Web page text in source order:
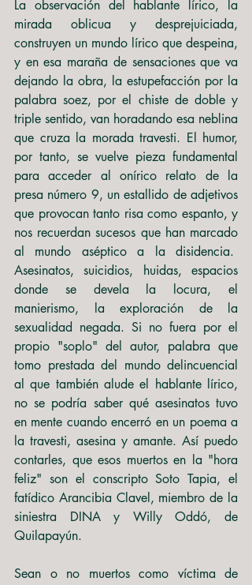
La observación del hablante lírico, la
mirada oblicua y desprejuiciada,
construyen un mundo lírico que despeina,
y en esa maraña de sensaciones que va
dejando la obra, la estupefacción por la
palabra soez, por el chiste de doble y
triple sentido, van horadando esa neblina
que cruza la morada travesti. El humor,
por tanto, se vuelve pieza fundamental
para acceder al onírico relato de la
presa número 9, un estallido de adjetivos
que provocan tanto risa como espanto, y
nos recuerdan sucesos que han marcado
al mundo aséptico a la disidencia.
Asesinatos, suicidios, huidas, espacios
donde se devela la locura, el
manierismo, la exploración de la
sexualidad negada. Si no fuera por el
propio "soplo" del autor, palabra que
tomo prestada del mundo delincuencial
al que también alude el hablante lírico,
no se podría saber qué asesinatos tuvo
en mente cuando encerró en un poema a
la travesti, asesina y amante. Así puedo
contarles, que esos muertos en la "hora
feliz" son el conscripto Soto Tapia, el
fatídico Arancibia Clavel, miembro de la
siniestra DINA y Willy Oddó, de
Quilapayún.
Sean o no muertos como víctima de